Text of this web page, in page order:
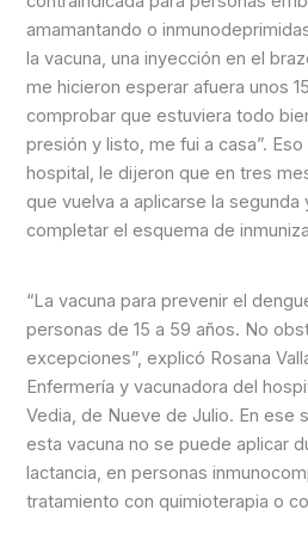
amamantando o
la vacuna, una inyección en el
me hicieron esperar afuera unos
comprobar que estuviera todo
presión y listo, me fui a casa”.
hospital, le dijeron que en tres
que vuelva a aplicarse la segunda
completar el esquema de
“La vacuna para prevenir el
personas de 15 a 59 años. No
excepciones”, explicó Rosana
Enfermería y vacunadora del
Vedia, de Nueve de Julio. En ese
esta vacuna no se puede aplicar
lactancia, en personas
tratamiento con quimioterapia o